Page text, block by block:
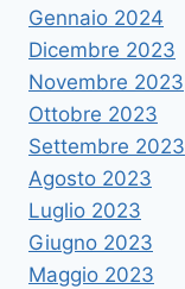
Gennaio 2024
Dicembre 2023
Novembre 2023
Ottobre 2023
Settembre 2023
Agosto 2023
Luglio 2023
Giugno 2023
Maggio 2023